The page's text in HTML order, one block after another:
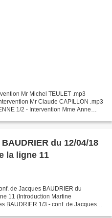
1/2 - Intervention Mme Anne
du 12/04/18
la ligne 11
de Jacques BAUDRIER du
11 (Introduction Martine
BAUDRIER 1/3 - conf. de Jacques